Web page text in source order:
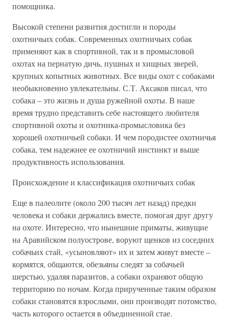
помощника.
Высокой степени развития достигли и породы
охотничьих собак. Современных охотничьих собак
применяют как в спортивной, так и в промысловой
охотах на пернатую дичь, пушных и хищных зверей,
крупных копытных животных. Все виды охот с собаками
необыкновенно увлекательны. С.Т. Аксаков писал, что
собака – это жизнь и душа ружейной охоты. В наше
время трудно представить себе настоящего любителя
спортивной охоты и охотника-промысловика без
хорошей охотничьей собаки. И чем породистее охотничья
собака, тем надежнее ее охотничий инстинкт и выше
продуктивность использования.
Происхождение и классификация охотничьих собак
Еще в палеолите (около 200 тысяч лет назад) предки
человека и собаки держались вместе, помогая друг другу
на охоте. Интересно, что нынешние приматы, живущие
на Аравийском полуострове, воруют щенков из соседних
собачьих стай, «усыновляют» их и затем живут вместе –
кормятся, общаются, обезьяны следят за собачьей
шерстью, удаляя паразитов, а собаки охраняют общую
территорию по ночам. Когда прирученные таким образом
собаки становятся взрослыми, они производят потомство,
часть которого остается в объединенной стае.